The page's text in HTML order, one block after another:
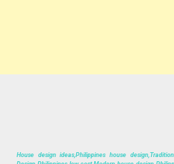
House design ideas,Philippines house